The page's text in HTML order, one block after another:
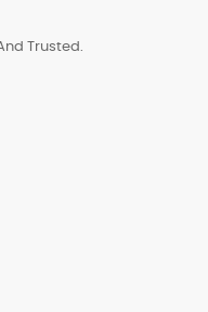
Trusted.